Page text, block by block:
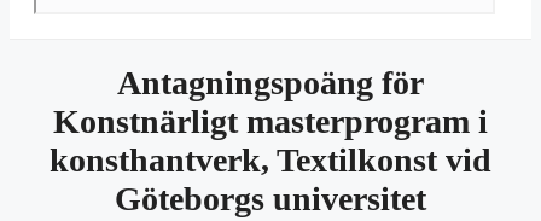
Antagningspoäng för
Konstnärligt masterprogram i
konsthantverk, Textilkonst vid
Göteborgs universitet